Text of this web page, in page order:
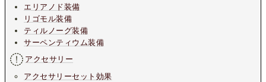
エリアノド装備
リゴモル装備
ティルノーグ装備
サーペンティウム装備
アクセサリー
アクセサリーセット効果